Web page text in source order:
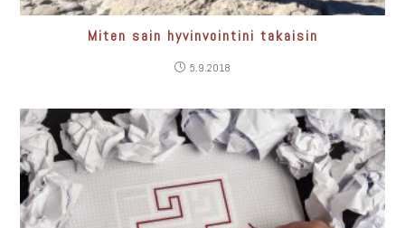
Miten sain hyvinvointini takaisin
5.9.2018